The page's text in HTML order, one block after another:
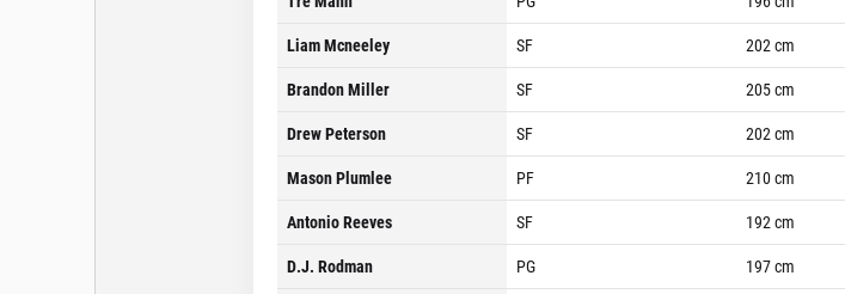
Liam Mcneeley
SF 202cm
Brandon Miller
SF 205cm
Drew Peterson
SF 202cm
Mason Plumlee
PF 210cm
Antonio Reeves
SF 192cm
D.J. Rodman
PG 197cm